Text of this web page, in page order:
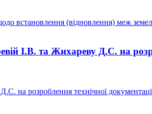
встановлення (відновлення) меж
та Жихареву Д.С. на
розроблення технічної